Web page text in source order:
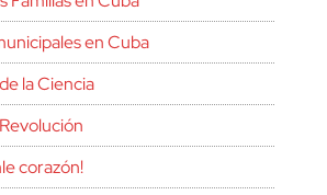
en Cuba
la Ciencia
corazón!